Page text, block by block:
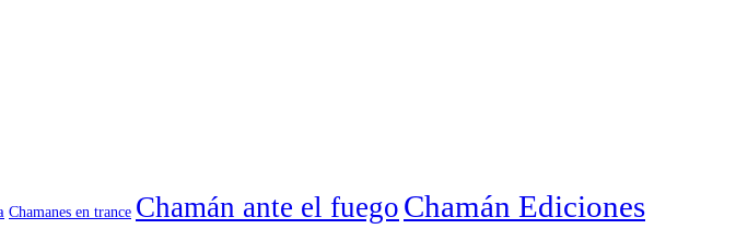
Chamanes en trance Chamán ante el fuego Chamán Ediciones